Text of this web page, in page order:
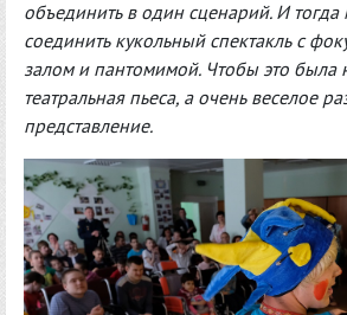
объединить в один сценарий. И
соединить кукольный спектакль с
залом и пантомимой. Чтобы это была
театральная пьеса, а очень веселое
представление.